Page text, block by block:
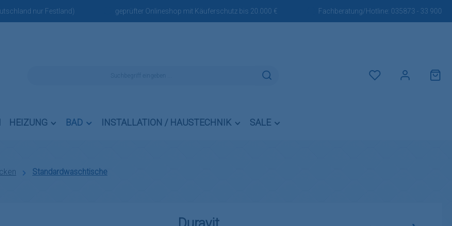
nur Festland) geprüfter Onlineshop mit Käuferschutz bis 20.000 € Fachberatung/Hotline: 035873 - 33 900
HEIZUNG BAD INSTALLATION / HAUSTECHNIK SALE
Standardwaschtische